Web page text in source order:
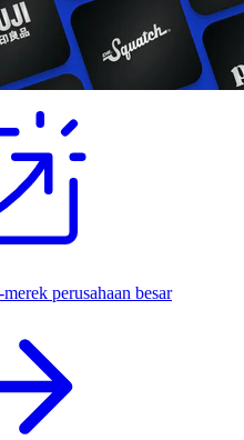
perusahaan besar